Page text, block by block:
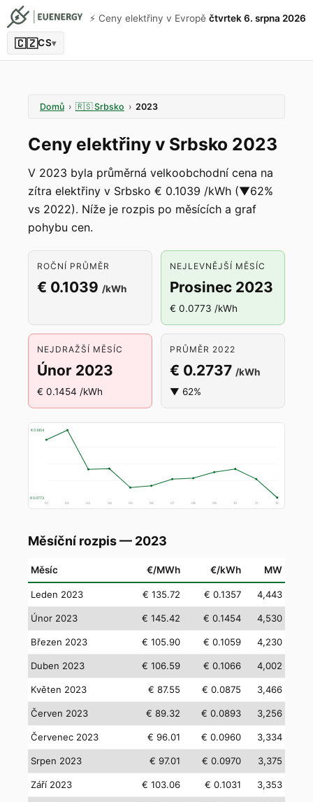
⚡️ Ceny elektřiny v Evropě čtvrtek 6. srpna 2026
🇨🇿CS▾
Domů › 🇷🇸 Srbsko › 2023
Ceny elektřiny v Srbsko 2023
V 2023 byla průměrná velkoobchodní cena na
zítra elektřiny v Srbsko € 0.1039 /kWh (▼62%
vs 2022). Níže je rozpis po měsících a graf
pohybu cen.
ROČNÍ PRŮMĚR
€ 0.1039 /kWh
NEJLEVNĚJŠÍ MĚSÍC
Prosinec 2023
€ 0.0773 /kWh
NEJDRAŽŠÍ MĚSÍC
Únor 2023
€ 0.1454 /kWh
PRŮMĚR 2022
€ 0.2737 /kWh
▼ 62%
€ 0.1454
€ 0.0773
01 02 03 04 05 06 07 08 09 10 11 12
Měsíční rozpis — 2023
Měsíc €/MWh €/kWh MW
Leden 2023 € 135.72 € 0.1357 4,443
Únor 2023 € 145.42 € 0.1454 4,530
Březen 2023 € 105.90 € 0.1059 4,230
Duben 2023 € 106.59 € 0.1066 4,002
Květen 2023 € 87.55 € 0.0875 3,466
Červen 2023 € 89.32 € 0.0893 3,256
Červenec 2023 € 96.01 € 0.0960 3,334
Srpen 2023 € 97.01 € 0.0970 3,375
Září 2023 € 103.06 € 0.1031 3,353